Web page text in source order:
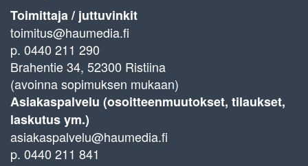
Toimittaja / juttuvinkit
toimitus@haumedia.fi
p. 0440 211 290
Brahentie 34, 52300 Ristiina
(avoinna sopimuksen mukaan)
Asiakaspalvelu (osoitteenmuutokset, tilaukset,
laskutus ym.)
asiakaspalvelu@haumedia.fi
p. 0440 211 841